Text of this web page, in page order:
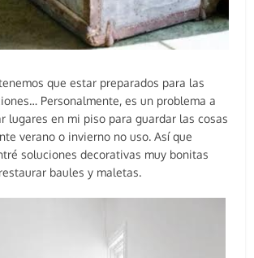
que estar preparados para las
Personalmente, es un problema a
lugares en mi piso para guardar las cosas
verano o invierno no uso. Así que
soluciones decorativas muy bonitas
baules y maletas.